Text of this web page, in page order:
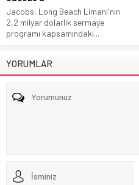
Jacobs, Long Beach Limanı'nın
2,2 milyar dolarlık sermaye
programı kapsamındaki...
YORUMLAR